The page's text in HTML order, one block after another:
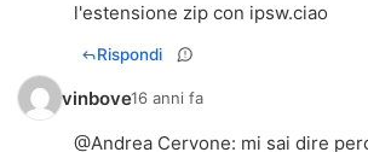
l'estensione zip con ipsw.ciao
Rispondi
vinbove16 anni fa
@Andrea Cervone: mi sai dire